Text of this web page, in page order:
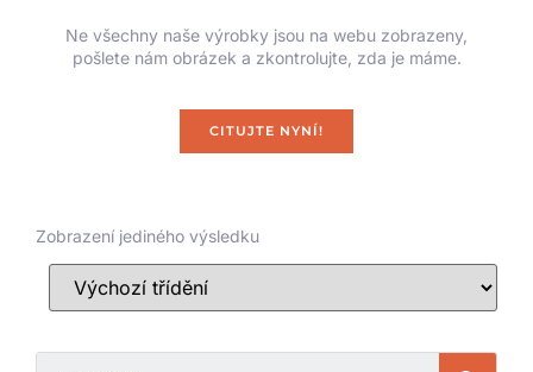
Ne všechny naše výrobky jsou na webu zobrazeny,
pošlete nám obrázek a zkontrolujte, zda je máme.
CITUJTE NYNÍ!
Zobrazení jediného výsledku